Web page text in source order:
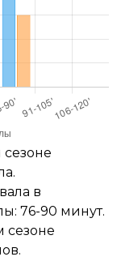
в
76-90 минут.
сезоне